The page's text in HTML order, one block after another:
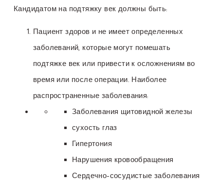
Кандидатом на подтяжку век должны быть:
Пациент здоров и не имеет определенных
заболеваний, которые могут помешать
подтяжке век или привести к осложнениям во
время или после операции. Наиболее
распространенные заболевания:
Заболевания щитовидной железы
сухость глаз
Гипертония
Нарушения кровообращения
Сердечно-сосудистые заболевания